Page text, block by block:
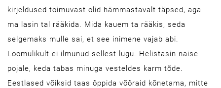
kirjeldused toimuvast olid hämmastavalt täpsed, aga
ma lasin tal rääkida. Mida kauem ta rääkis, seda
selgemaks mulle sai, et see inimene vajab abi.
Loomulikult ei ilmunud sellest lugu. Helistasin naise
pojale, keda tabas minuga vesteldes karm tõde.
Eestlased võiksid taas õppida võõraid kõnetama, mitte